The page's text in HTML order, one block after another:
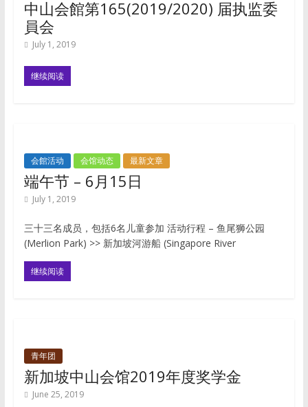
中山会館第165(2019/2020) 届执监委
員会
July 1, 2019
继续阅读
会館活动 会馆动态 最新文章
端午节 – 6月15日
July 1, 2019
三十三名成员，包括6名儿童参加 活动行程 – 鱼尾狮公园
(Merlion Park) >> 新加坡河游船 (Singapore River
继续阅读
青年团
新加坡中山会馆2019年度奖学金
June 25, 2019